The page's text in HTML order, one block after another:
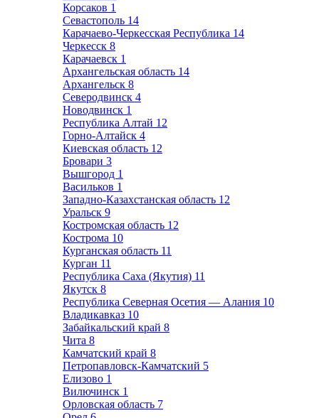
Корсаков 1
Севастополь 14
Карачаево-Черкесская Республика 14
Черкесск 8
Карачаевск 1
Архангельская область 14
Архангельск 8
Северодвинск 4
Новодвинск 1
Республика Алтай 12
Горно-Алтайск 4
Киевская область 12
Бровари 3
Вышгород 1
Васильков 1
Западно-Казахстанская область 12
Уральск 9
Костромская область 12
Кострома 10
Курганская область 11
Курган 11
Республика Саха (Якутия) 11
Якутск 8
Республика Северная Осетия — Алания 10
Владикавказ 10
Забайкальский край 8
Чита 8
Камчатский край 8
Петропавловск-Камчатский 5
Елизово 1
Вилючинск 1
Орловская область 7